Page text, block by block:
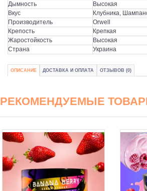
Дымность
Высокая
Вкус
Клубника,
Производитель
Orwell
Крепость
Крепкая
Жаростойкость
Высокая
Страна
Украина
ОПИСАНИЕ ДОСТАВКА И ОПЛАТА ОТЗЫВОВ (0)
РЕКОМЕНДУЕМЫЕ